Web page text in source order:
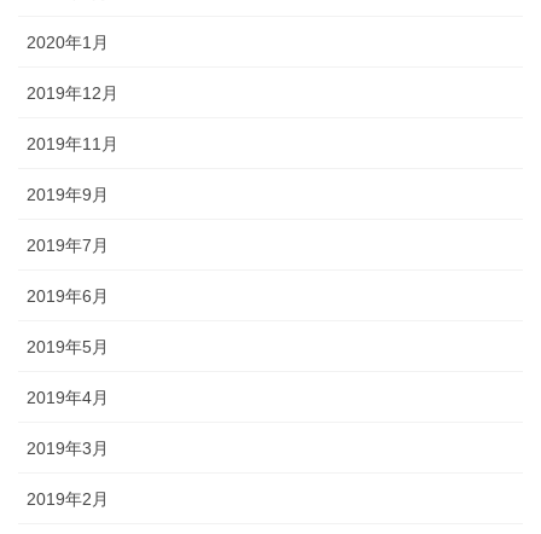
2020年1月
2019年12月
2019年11月
2019年9月
2019年7月
2019年6月
2019年5月
2019年4月
2019年3月
2019年2月